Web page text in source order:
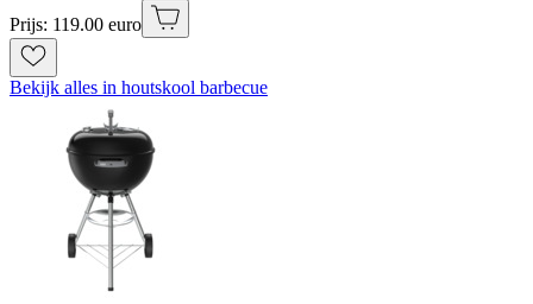
Prijs: 119.00 euro
Bekijk alles in houtskool barbecue